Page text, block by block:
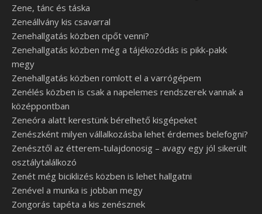
Zene, tánc és táska
Zeneállvány kis csavarral
Zenehallgatás közben cipőt venni?
Zenehallgatás közben még a tájékozódás is pikk-pakk
megy
Zenehallgatás közben romlott el a varrógépem
Zenélés közben is csak a napelemes rendszerek vannak a
középpontban
Zeneóra alatt kerestünk bérelhető kisgépeket
Zenészként milyen vállalkozásba lehet érdemes belefogni?
Zenésztől az étterem-tulajdonosig – avagy egy jól sikerült
osztálytalálkozó
Zenét még biciklizés közben is lehet hallgatni
Zenével a munka is jobban megy
Zongorás tapéta a kis zenésznek